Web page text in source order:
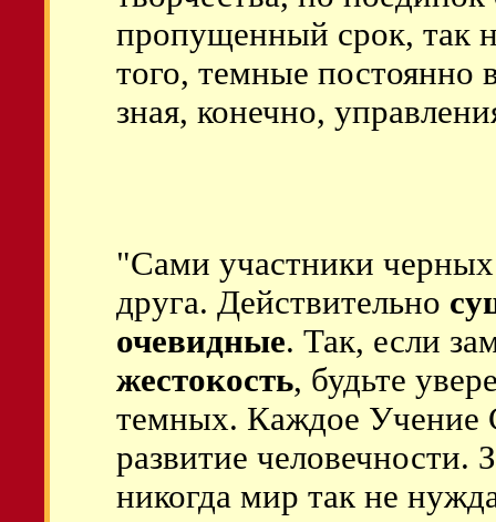
пропущенный срок, так
того, темные
зная, конечно,
"Сами участники
друга. Действительно
очевидные. Так, если
жестокость, будьте
темных. Каждое Учение
развитие человечности.
никогда мир так не